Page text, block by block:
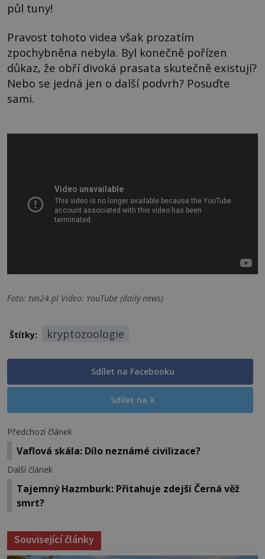
půl tuny!
Pravost tohoto videa však prozatím
zpochybněna nebyla. Byl konečně pořízen
důkaz, že obří divoká prasata skutečně existují?
Nebo se jedná jen o další podvrh? Posuďte
sami.
Foto: tvn24.pl Video: YouTube (daily news)
Štítky: kryptozoologie
Sdílet na Facebooku
Sdílet na X
Předchozí článek
Vaflová skála: Dílo neznámé civilizace?
Další článek
Tajemný Hazmburk: Přitahuje zdejší Černá věž
smrt?
Související články